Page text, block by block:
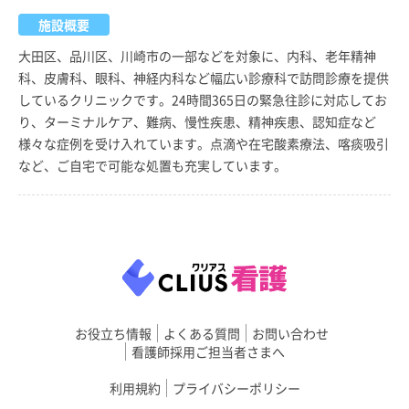
施設概要
大田区、品川区、川崎市の一部などを対象に、内科、老年精神
科、皮膚科、眼科、神経内科など幅広い診療科で訪問診療を提供
しているクリニックです。24時間365日の緊急往診に対応してお
り、ターミナルケア、難病、慢性疾患、精神疾患、認知症など
様々な症例を受け入れています。点滴や在宅酸素療法、喀痰吸引
など、ご自宅で可能な処置も充実しています。
お役立ち情報 よくある質問
お問い合わせ
看護師採用ご担当者さまへ
利用規約
プライバシーポリシー